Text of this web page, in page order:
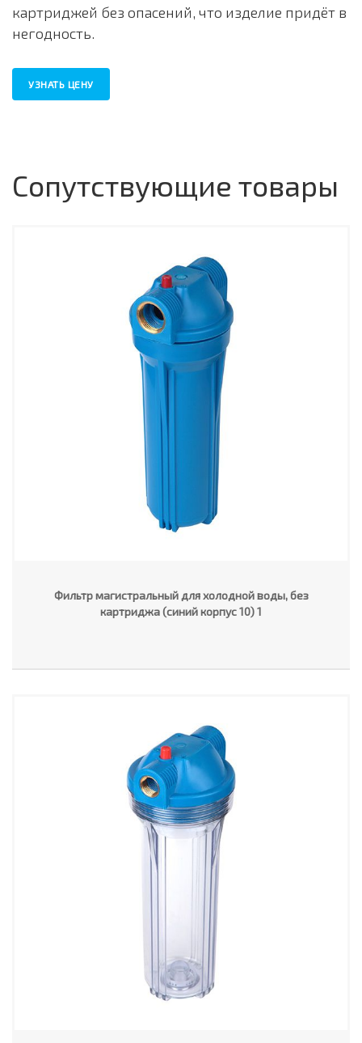
картриджей без опасений, что изделие придёт в
негодность.
УЗНАТЬ ЦЕНУ
Сопутствующие товары
Фильтр магистральный для холодной воды, без
картриджа (синий корпус 10) 1